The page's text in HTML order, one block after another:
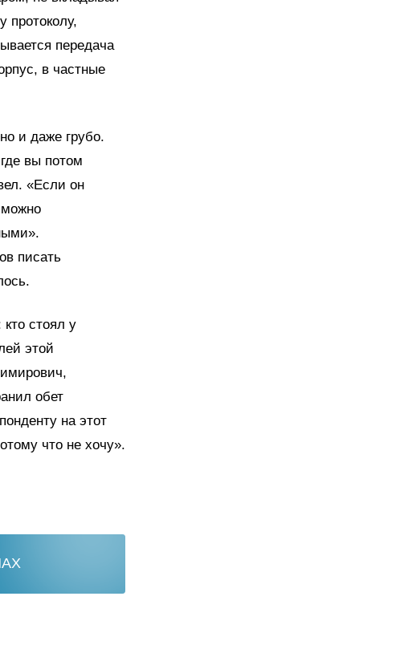
протоколу,
передача
в частные
и даже грубо.
вы потом
«Если он
можно
писать
стоял у
этой
обет
на этот
что не хочу».